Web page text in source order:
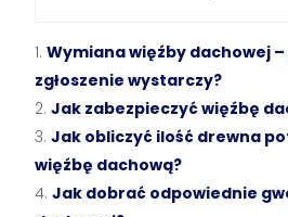
Wymiana więźby dachowej
zgłoszenie wystarczy?
Jak zabezpieczyć więźbę
Jak obliczyć ilość drewna
więźbę dachową?
Jak dobrać odpowiednie